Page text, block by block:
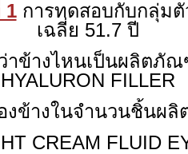
1การทดสอบกับกลุ่มตั
เฉลี่ย 51.7 ปี
าข้างไหนเป็นผลิตภัณ
HYALURON FILLER
งข้างในจำนวนชิ้นผลิ
CREAM FLUID